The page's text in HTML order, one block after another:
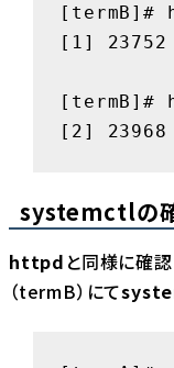
[termB]#
[1] 23752
[termB]#
[2] 23968
systemctlの
httpd と同様に確
（termB）にて